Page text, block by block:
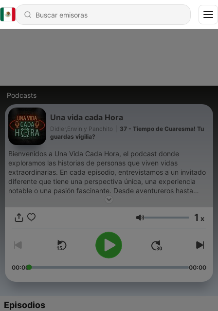
Podcasts
Una vida cada Hora
Didier,Erwin y Panchito
37 - Tiempo de Cuaresma! Tu
guardas vigilia?
Bienvenidos a Una Vida Cada Hora, el podcast donde
exploramos las historias de personas que viven vidas
extraordinarias. En cada episodio, entrevistamos a un invitado
diferente que tiene una perspectiva única, una experiencia
notable o una pasión fascinante. Desde aventureros hasta
artistas, desde científicos hasta activistas, desde
trayectos y compartir sus conocimientos con ustedes.
propio, y cómo cada hora es una nueva aventura. Este es Una
Vida Cada Hora.
Volumen 1 x
00:00 00:00
Episodios